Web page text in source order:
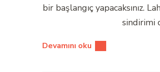
bir başlangıç yapacaksınız.
sindirimi
Devamını oku